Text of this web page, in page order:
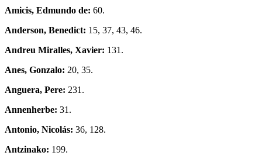
Amicis, Edmundo de: 60.
Anderson, Benedict: 15, 37, 43, 46.
Andreu Miralles, Xavier: 131.
Anes, Gonzalo: 20, 35.
Anguera, Pere: 231.
Annenherbe: 31.
Antonio, Nicolás: 36, 128.
Antzinako: 199.